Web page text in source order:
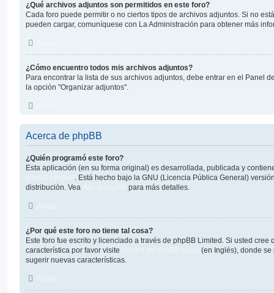
¿Qué archivos adjuntos son permitidos en este foro?
Cada foro puede permitir o no ciertos tipos de archivos adjuntos. Si no
pueden cargar, comuníquese con La Administración para obtener más
¿Cómo encuentro todos mis archivos adjuntos?
Para encontrar la lista de sus archivos adjuntos, debe entrar en el Panel
la opción "Organizar adjuntos".
Acerca de phpBB
¿Quién programó este foro?
Esta aplicación (en su forma original) es desarrollada, publicada y
. Está hecho bajo la GNU (Licencia Pública General)
distribución. Vea
para más detalles.
¿Por qué este foro no tiene tal cosa?
Este foro fue escrito y licenciado a través de phpBB Limited. Si usted
característica por favor visite
(en Inglés), donde
sugerir nuevas características.